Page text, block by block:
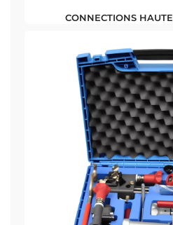
CONNECTIONS